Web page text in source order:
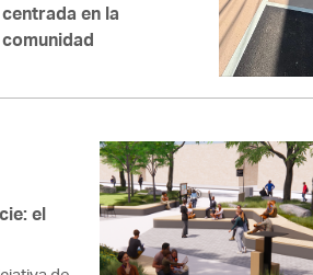
centrada en la
comunidad
el